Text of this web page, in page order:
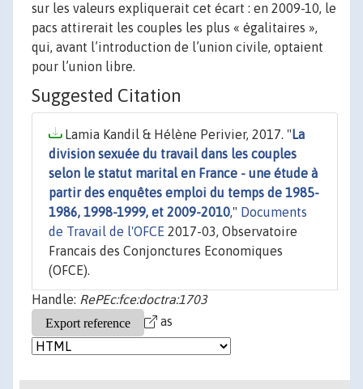
sur les valeurs expliquerait cet écart : en 2009-10, le
pacs attirerait les couples les plus « égalitaires »,
qui, avant l’introduction de l’union civile, optaient
pour l’union libre.
Suggested Citation
Lamia Kandil & Hélène Perivier, 2017. " La
division sexuée du travail dans les couples
selon le statut marital en France - une étude à
partir des enquêtes emploi du temps de 1985-
1986, 1998-1999, et 2009-2010," Documents
de Travail de l'OFCE 2017-03, Observatoire
Francais des Conjonctures Economiques
(OFCE).
Handle: RePEc:fce:doctra:1703
as